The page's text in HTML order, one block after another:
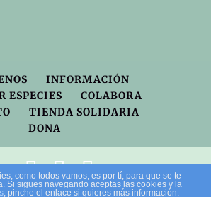
INFORMACIÓN
ESPECIES
COLABORA
TIENDA SOLIDARIA
DONA
FRAMBUESA, SI TE GUSTAN
como todos vamos, es por tí, para que se te
Si sigues navegando aceptas las cookies y la
, pinche el enlace si quieres más información.